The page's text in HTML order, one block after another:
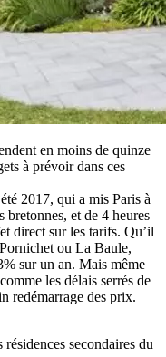
en moins de quinze
à prévoir dans ces
2017, qui a mis Paris à
bretonnes, et de 4 heures
direct sur les tarifs. Qu’il
ou La Baule,
sur un an. Mais même
les délais serrés de
redémarrage des prix.
secondaires du